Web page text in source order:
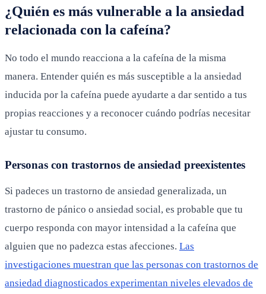
¿Quién es más vulnerable a la ansiedad
relacionada con la cafeína?
No todo el mundo reacciona a la cafeína de la misma
manera. Entender quién es más susceptible a la ansiedad
inducida por la cafeína puede ayudarte a dar sentido a tus
propias reacciones y a reconocer cuándo podrías necesitar
ajustar tu consumo.
Personas con trastornos de ansiedad preexistentes
Si padeces un trastorno de ansiedad generalizada, un
trastorno de pánico o ansiedad social, es probable que tu
cuerpo responda con mayor intensidad a la cafeína que
alguien que no padezca estas afecciones. Las
investigaciones muestran que las personas con trastornos de
ansiedad diagnosticados experimentan niveles elevados de